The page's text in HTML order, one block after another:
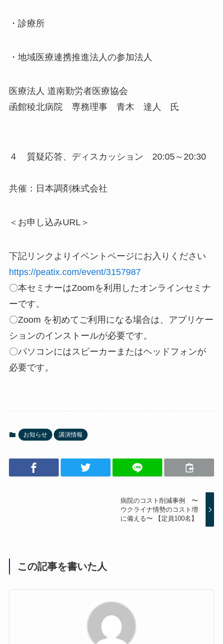
・診療所
・地域医療連携推進法人の参加法人
医療法人 道南勤労者医療協会
函館稜北病院 専務理事 青木 達人 氏
４ 質疑応答、ディスカッション 20:05～20:30
共催：日本調剤株式会社
＜お申し込みURL＞
下記リンクよりイベントページにお入りください
https://peatix.com/event/3157987
〇本セミナーはZoomを利用したオンラインセミナ
ーです。
〇Zoom を初めてご利用になる場合は、アプリケー
ションのインストールが必要です。
〇パソコンにはスピーカーまたはヘッドフォンが
必要です。
お知らせ 講演情報
病院のコスト削減事例 〜
ウクライナ情勢のコスト増
に備える〜 【定員100名】
この記事を書いた人